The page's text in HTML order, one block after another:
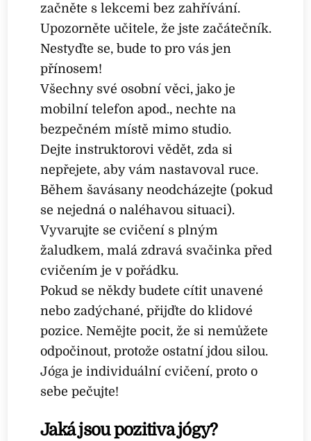
začněte s lekcemi bez zahřívání.
Upozorněte učitele, že jste začátečník.
Nestyďte se, bude to pro vás jen
přínosem!
Všechny své osobní věci, jako je
mobilní telefon apod., nechte na
bezpečném místě mimo studio.
Dejte instruktorovi vědět, zda si
nepřejete, aby vám nastavoval ruce.
Během šavásany neodcházejte (pokud
se nejedná o naléhavou situaci).
Vyvarujte se cvičení s plným
žaludkem, malá zdravá svačinka před
cvičením je v pořádku.
Pokud se někdy budete cítit unavené
nebo zadýchané, přijďte do klidové
pozice. Nemějte pocit, že si nemůžete
odpočinout, protože ostatní jdou silou.
Jóga je individuální cvičení, proto o
sebe pečujte!
Jaká jsou pozitiva jógy?